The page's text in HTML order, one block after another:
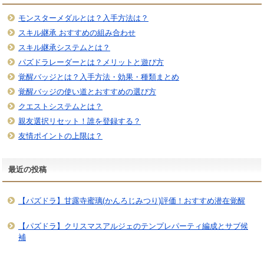
モンスターメダルとは？入手方法は？
スキル継承 おすすめの組み合わせ
スキル継承システムとは？
パズドラレーダーとは？メリットと遊び方
覚醒バッジとは？入手方法・効果・種類まとめ
覚醒バッジの使い道とおすすめの選び方
クエストシステムとは？
親友選択リセット！誰を登録する？
友情ポイントの上限は？
最近の投稿
【パズドラ】甘露寺蜜璃(かんろじみつり)評価！おすすめ潜在覚醒
【パズドラ】クリスマスアルジェのテンプレパーティ編成とサブ候
補